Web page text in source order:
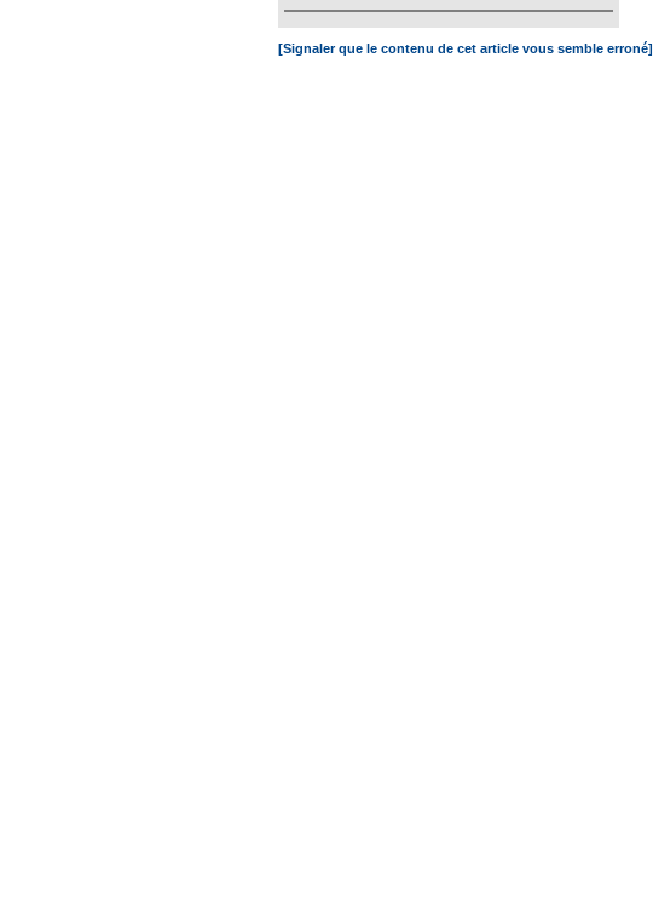
[Signaler que le contenu de cet article vous semble erroné]